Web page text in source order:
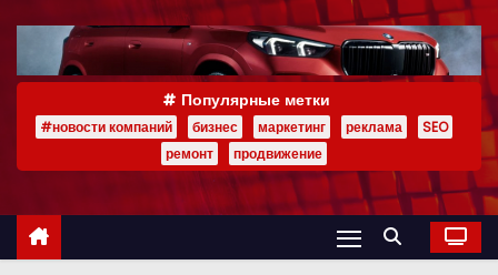
р
Популярные метки
#новости компаний бизнес маркетинг реклама
SEO
ремонт
продвижение